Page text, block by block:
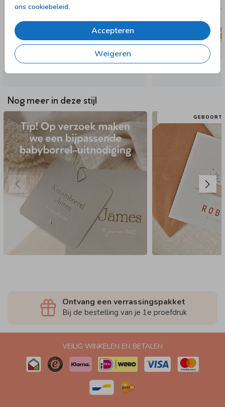
ons cookiebeleid.
Accepteren
Weigeren
Nog meer in deze stijl
Ontvang een verrassingspakket
Bij de bestelling van je 1e proefdruk
VEILIG WINKELEN EN BETALEN